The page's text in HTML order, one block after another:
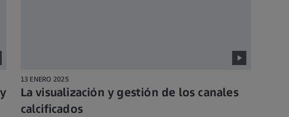
13 ENERO 2025
La visualización y gestión de los canales
calcificados